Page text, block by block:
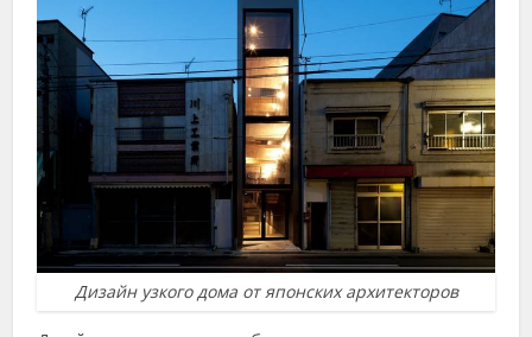
Дизайн узкого дома от японских архитекторов